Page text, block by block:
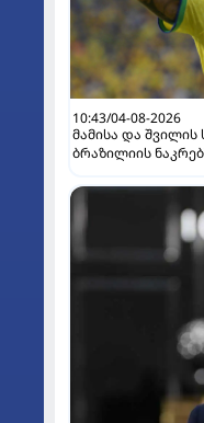
10:43/04-08-2026
მამისა და შვილის
ბრაზილიის